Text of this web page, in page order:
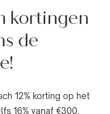
kortingen
de
12% korting op het
16% vanaf €300.